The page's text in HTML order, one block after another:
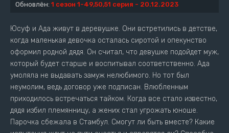
Обновлён: 1 сезон 1-49,50,51 серия - 20.12.2023
Юсуф и Ада живут в деревушке. Они встретились в детстве,
когда маленькая девочка осталась сиротой и опекунство
оформил родной дядя. Он считал, что девушке подойдет муж,
который будет старше и воспитывал соответственно. Ада
умоляла не выдавать замуж нелюбимого. Но тот был
неумолим, ведь договор уже подписан. Влюбленным
приходилось встречаться тайком. Когда все стало известно,
дядя избил племянницу, а жених стал угрожать юноше.
Парочка сбежала в Стамбул. Смогут ли быть вместе? Какие